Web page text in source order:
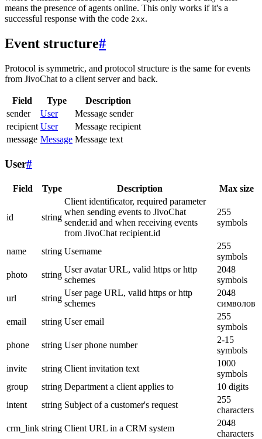
means the presence of agents online. This only works if it's a
successful response with the code 2xx.
Event structure#
Protocol is symmetric, and protocol structure is the same for events
from JivoChat to a client server and back.
Field Type
Description
sender
User
Message sender
recipient User
Message recipient
message Message Message text
User#
Field Type Description Max size
id string
Client identificator, required parameter
when sending events to JivoChat
sender.id and when receiving events
from JivoChat recipient.id
255
symbols
name string Username
255
symbols
photo
string
User avatar URL, valid https or http
schemes
2048
symbols
url
string
User page URL, valid https or http
schemes
2048
символов
email
string User email
255
symbols
phone
string User phone number
2-15
symbols
invite
string Client invitation text
1000
symbols
group
string Department a client applies to
10 digits
intent
string Subject of a customer's request
255
characters
crm_link string Client URL in a CRM system
2048
characters